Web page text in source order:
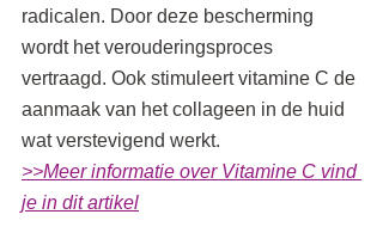
radicalen. Door deze bescherming
wordt het verouderingsproces
vertraagd. Ook stimuleert vitamine C de
aanmaak van het collageen in de huid
wat verstevigend werkt.
>>Meer informatie over Vitamine C vind
je in dit artikel